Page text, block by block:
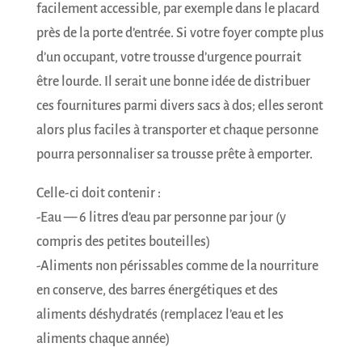
facilement accessible, par exemple dans le placard
près de la porte d’entrée. Si votre foyer compte plus
d’un occupant, votre trousse d’urgence pourrait
être lourde. Il serait une bonne idée de distribuer
ces fournitures parmi divers sacs à dos; elles seront
alors plus faciles à transporter et chaque personne
pourra personnaliser sa trousse prête à emporter.
Celle-ci doit contenir :
-Eau — 6 litres d’eau par personne par jour (y
compris des petites bouteilles)
-Aliments non périssables comme de la nourriture
en conserve, des barres énergétiques et des
aliments déshydratés (remplacez l’eau et les
aliments chaque année)